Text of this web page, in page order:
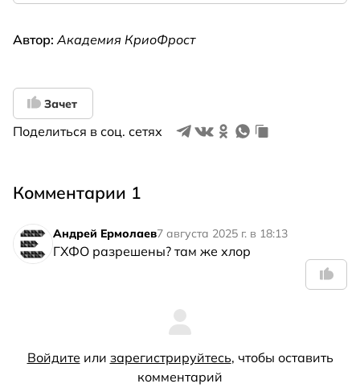
Автор: Академия КриоФрост
Зачет
Поделиться в соц. сетях
Комментарии 1
Андрей Ермолаев7 августа 2025 г. в 18:13
ГХФО разрешены? там же хлор
Войдите или зарегистрируйтесь, чтобы оставить
комментарий